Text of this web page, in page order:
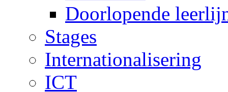
Doorlopende
Stages
Internationalisering
ICT